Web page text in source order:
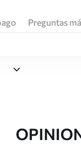
Preguntas
Uwalls